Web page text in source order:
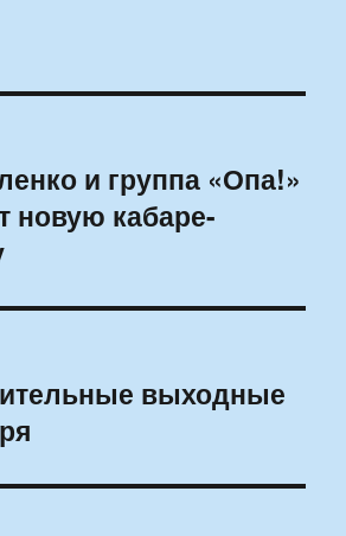
и группа «Опа!»
новую кабаре-
выходные